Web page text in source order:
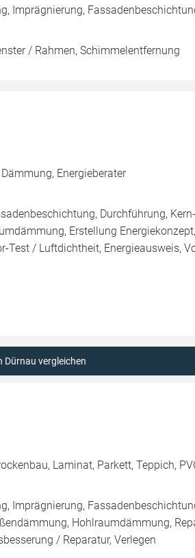
Imprägnierung,
/ Rahmen, Schimmelentfernung
Energieberater
Durchführung,
Erstellung Energiekonzept,
/ Luftdichtheit, Energieausweis,
Dürnau vergleichen
Laminat, Parkett, Teppich,
Imprägnierung,
Hohlraumdämmung,
/ Reparatur, Verlegen